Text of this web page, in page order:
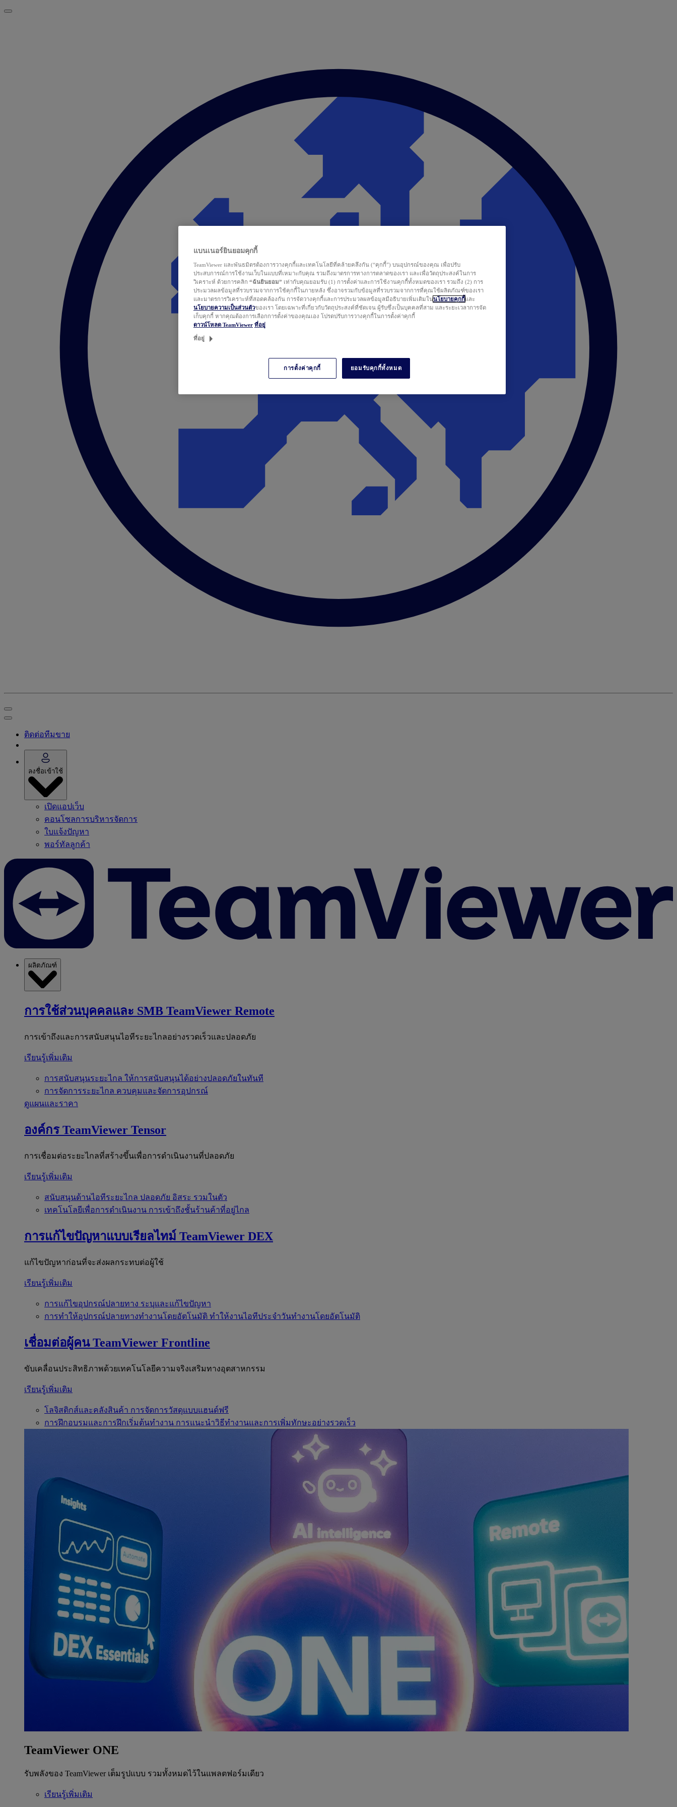
ติดต่อทีมขาย
ลงชื่อเข้าใช้
เปิดแอปเว็บ
คอนโซลการบริหารจัดการ
ใบแจ้งปัญหา
พอร์ทัลลูกค้า
ผลิตภัณฑ์
การใช้ส่วนบุคคลและ SMB TeamViewer Remote
การเข้าถึงและการสนับสนุนไอทีระยะไกลอย่างรวดเร็วและปลอดภัย
เรียนรู้เพิ่มเติม
การสนับสนุนระยะไกล ให้การสนับสนุนได้อย่างปลอดภัยในทันที
การจัดการระยะไกล ควบคุมและจัดการอุปกรณ์
ดูแผนและราคา
องค์กร TeamViewer Tensor
การเชื่อมต่อระยะไกลที่สร้างขึ้นเพื่อการดำเนินงานที่ปลอดภัย
เรียนรู้เพิ่มเติม
สนับสนุนด้านไอทีระยะไกล ปลอดภัย อิสระ รวมในตัว
เทคโนโลยีเพื่อการดำเนินงาน การเข้าถึงชั้นร้านค้าที่อยู่ไกล
การแก้ไขปัญหาแบบเรียลไทม์ TeamViewer DEX
แก้ไขปัญหาก่อนที่จะส่งผลกระทบต่อผู้ใช้
เรียนรู้เพิ่มเติม
การแก้ไขอุปกรณ์ปลายทาง ระบุและแก้ไขปัญหา
การทำให้อุปกรณ์ปลายทางทำงานโดยอัตโนมัติ ทำให้งานไอทีประจำวันทำงานโดยอัตโนมัติ
เชื่อมต่อผู้คน TeamViewer Frontline
ขับเคลื่อนประสิทธิภาพด้วยเทคโนโลยีความจริงเสริมทางอุตสาหกรรม
เรียนรู้เพิ่มเติม
โลจิสติกส์และคลังสินค้า การจัดการวัสดุแบบแฮนด์ฟรี
การฝึกอบรมและการฝึกเริ่มต้นทำงาน การแนะนำวิธีทำงานและการเพิ่มทักษะอย่างรวดเร็ว
TeamViewer ONE
รับพลังของ TeamViewer เต็มรูปแบบ รวมทั้งหมดไว้ในแพลตฟอร์มเดียว
เรียนรู้เพิ่มเติม
แบนเนอร์ยินยอมคุกกี้
TeamViewer และพันธมิตรต้องการวางคุกกี้และเทคโนโลยีที่คล้ายคลึงกัน (“คุกกี้”) บนอุปกรณ์ของคุณ เพื่อปรับ
ประสบการณ์การใช้งานเว็บในแบบที่เหมาะกับคุณ รวมถึงมาตรการทางการตลาดของเรา และเพื่อวัตถุประสงค์ในการ
วิเคราะห์ ด้วยการคลิก “ฉันยินยอม” เท่ากับคุณยอมรับ (1) การตั้งค่าและการใช้งานคุกกี้ทั้งหมดของเรา รวมถึง (2) การ
ประมวลผลข้อมูลที่รวบรวมจากการใช้คุกกี้ในภายหลัง ซึ่งอาจรวมกับข้อมูลที่รวบรวมจากการที่คุณใช้ผลิตภัณฑ์ของเรา
และมาตรการวิเคราะห์ที่สอดคล้องกัน การจัดวางคุกกี้และการประมวลผลข้อมูลมีอธิบายเพิ่มเติมในนโยบายคุกกี้และ
นโยบายความเป็นส่วนตัวของเรา โดยเฉพาะที่เกี่ยวกับวัตถุประสงค์ที่ชัดเจน ผู้รับซึ่งเป็นบุคคลที่สาม และระยะเวลาการจัด
เก็บคุกกี้ หากคุณต้องการเลือกการตั้งค่าของคุณเอง โปรดปรับการวางคุกกี้ในการตั้งค่าคุกกี้
ดาวน์โหลด TeamViewer ที่อยู่
ที่อยู่
การตั้งค่าคุกกี้ ยอมรับคุกกี้ทั้งหมด